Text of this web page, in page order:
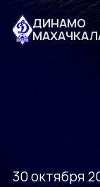
ДИНАМО
30 октября